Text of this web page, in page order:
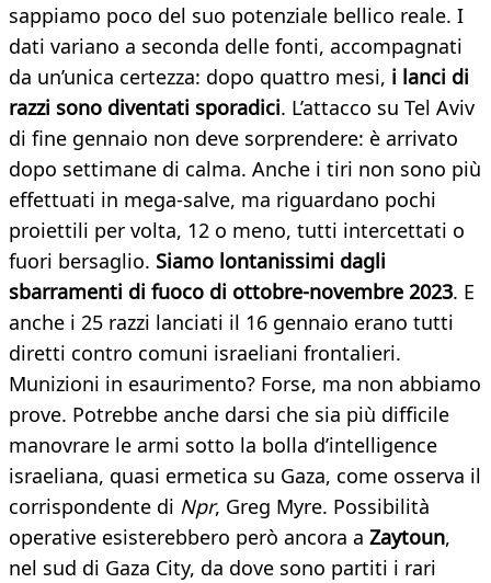
sappiamo poco del suo potenziale bellico reale. I
dati variano a seconda delle fonti, accompagnati
da un’unica certezza: dopo quattro mesi, i lanci di
razzi sono diventati sporadici. L’attacco su Tel Aviv
di fine gennaio non deve sorprendere: è arrivato
dopo settimane di calma. Anche i tiri non sono più
effettuati in mega-salve, ma riguardano pochi
proiettili per volta, 12 o meno, tutti intercettati o
fuori bersaglio. Siamo lontanissimi dagli
sbarramenti di fuoco di ottobre-novembre 2023. E
anche i 25 razzi lanciati il 16 gennaio erano tutti
diretti contro comuni israeliani frontalieri.
Munizioni in esaurimento? Forse, ma non abbiamo
prove. Potrebbe anche darsi che sia più difficile
manovrare le armi sotto la bolla d’intelligence
israeliana, quasi ermetica su Gaza, come osserva il
corrispondente di Npr, Greg Myre. Possibilità
operative esisterebbero però ancora a Zaytoun,
nel sud di Gaza City, da dove sono partiti i rari